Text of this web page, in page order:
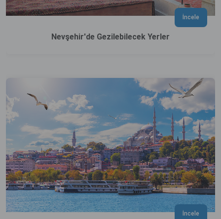
İncele
Nevşehir'de Gezilebilecek Yerler
İncele